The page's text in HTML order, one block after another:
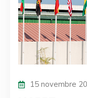
15 novembre